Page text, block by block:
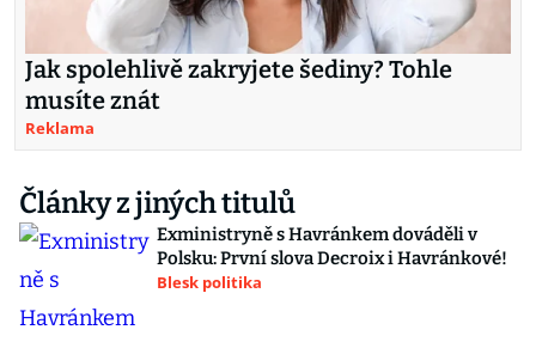
Jak spolehlivě zakryjete šediny? Tohle
musíte znát
Reklama
Články z jiných titulů
Exministryně s Havránkem dováděli v
Polsku: První slova Decroix i Havránkové!
Blesk politika